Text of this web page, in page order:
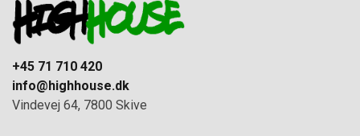
+45 71 710 420
info@highhouse.dk
Vindevej 64, 7800 Skive